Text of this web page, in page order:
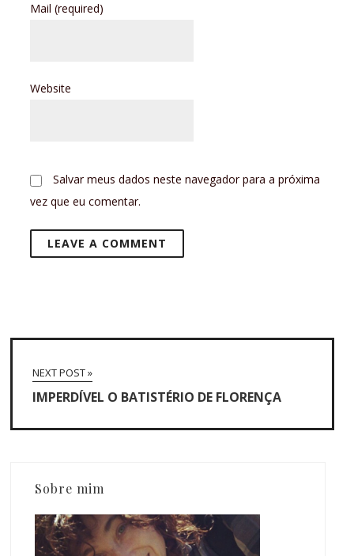
Mail(required)
Website
Salvar meus dados neste navegador para a próxima
vez que eu comentar.
NEXT POST »
IMPERDÍVEL O BATISTÉRIO DE FLORENÇA
Sobre mim